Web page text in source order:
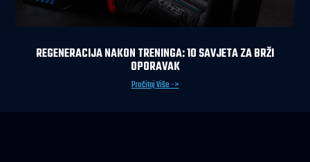
REGENERACIJA NAKON TRENINGA: 10 SAVJETA ZA BRŽI
OPORAVAK
Pročitaj Više ->